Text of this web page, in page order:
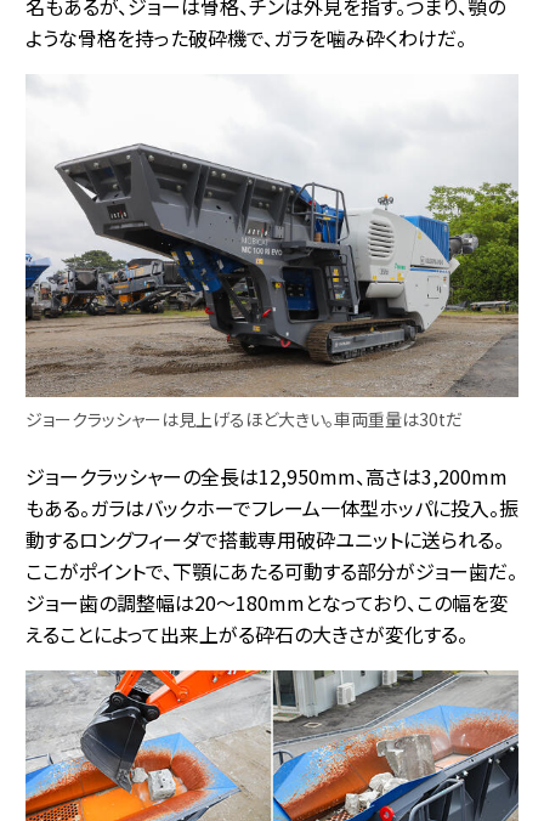
ような骨格を持った破砕機で、ガラを噛み砕くわけだ。
ジョークラッシャーは見上げるほど大きい。車両重量は30tだ
ジョークラッシャーの全長は12,950mm、高さは3,200mm
もある。ガラはバックホーでフレーム一体型ホッパに投入。振
動するロングフィーダで搭載専用破砕ユニットに送られる。
ここがポイントで、下顎にあたる可動する部分がジョー歯だ。
ジョー歯の調整幅は20～180mmとなっており、この幅を変
えることによって出来上がる砕石の大きさが変化する。